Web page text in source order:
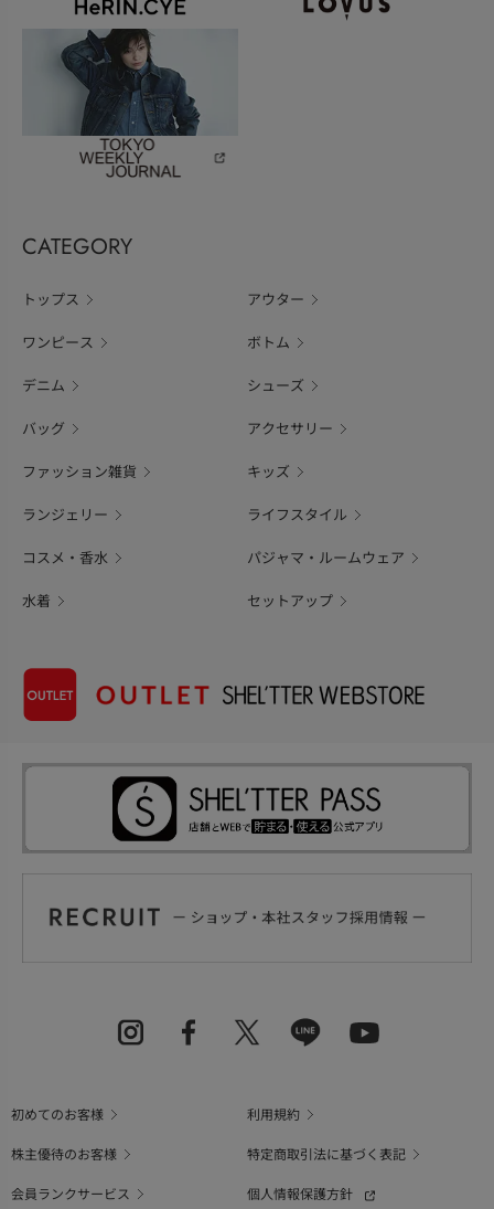
CATEGORY
トップス アウター
ワンピース ボトム
デニム シューズ
バッグ アクセサリー
ファッション雑貨 キッズ
ランジェリー ライフスタイル
コスメ・香水 パジャマ・ルームウェア
水着 セットアップ
初めてのお客様
利用規約
株主優待のお客様
特定商取引法に基づく表記
会員ランクサービス
個人情報保護方針